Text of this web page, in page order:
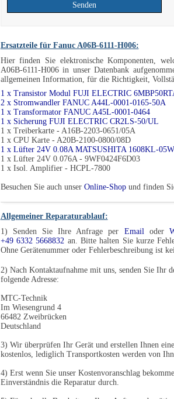
Senden
Ersatzteile für Fanuc A06B-6111-H006:
Hier finden Sie elektronische Komponenten,
A06B-6111-H006 in unser Datenbank
allgemeinen Information, für die Richtigkeit,
1 x Transistor Modul FUJI ELECTRIC
2 x Stromwandler FANUC A44L-0001-0165-50A
1 x Transformator FANUC A45L-0001-0464
1 x Sicherung FUJI ELECTRIC CR2LS-50/UL
1 x Treiberkarte - A16B-2203-0651/05A
1 x CPU Karte - A20B-2100-0800/08D
1 x Lüfter 24V 0.08A MATSUSHITA 1608KL-
1 x Lüfter 24V 0.076A - 9WF0424F6D03
1 x Isol. Amplifier - HCPL-7800
Besuchen Sie auch unser Online-Shopund finden
Allgemeiner Reparaturablauf:
1) Senden Sie Ihre Anfrage per Emailoder
+49 6332 5668832 an. Bitte halten Sie kurze
Ohne Gerätenummer oder Fehlerbeschreibung ist
2) Nach Kontaktaufnahme mit uns, senden Sie Ihr
folgende Adresse:
MTC-Technik
Im Wiesengrund 4
66482 Zweibrücken
Deutschland
3) Wir überprüfen Ihr Gerät und erstellen Ihnen
kostenlos, lediglich Transportkosten werden von
4) Erst wenn Sie unser Kostenvoranschlag
Einverständnis die Reparatur durch.